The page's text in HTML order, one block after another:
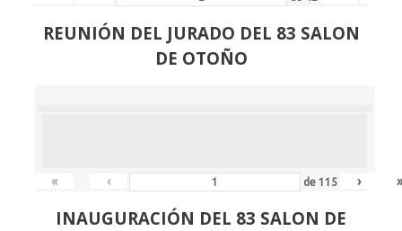
REUNIÓN DEL JURADO DEL 83 SALON
DE OTOÑO
« ‹ de115 ›
INAUGURACIÓN DEL 83 SALON DE